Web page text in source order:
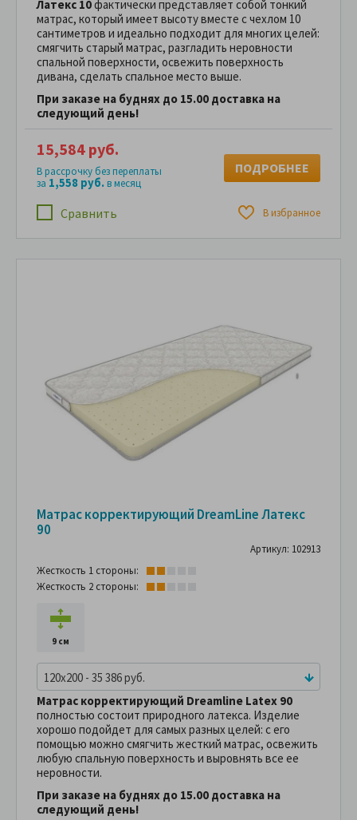
Латекс 10фактически представляет собой тонкий
матрас, который имеет высоту вместе с чехлом 10
сантиметров и идеально подходит для многих целей:
смягчить старый матрас, разгладить неровности
спальной поверхности, освежить поверхность
дивана, сделать спальное место выше.
При заказе на буднях до 15.00 доставка на
следующий день!
Сравнить В избранное
15,584 руб.
В рассрочку без переплаты
за 1,558 руб.в месяц
ПОДРОБНЕЕ
Матрас корректирующий DreamLine Латекс
90
Артикул: 102913
Жесткость 1 стороны:
Жесткость 2 стороны:
9 см
120x200 - 35 386 руб.
Матрас корректирующий Dreamline Latex 90
полностью состоит природного латекса. Изделие
хорошо подойдет для самых разных целей: с его
помощью можно смягчить жесткий матрас, освежить
любую спальную поверхность и выровнять все ее
неровности.
При заказе на буднях до 15.00 доставка на
следующий день!